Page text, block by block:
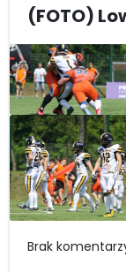
(FOTO)
Brak